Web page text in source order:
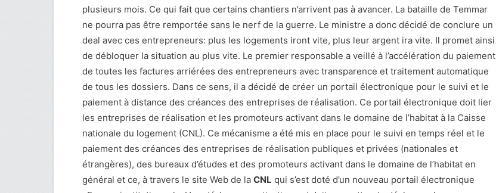
plusieurs mois. Ce qui fait que certains chantiers n’arrivent pas à avancer. La bataille de Temmar
ne pourra pas être remportée sans le nerf de la guerre. Le ministre a donc décidé de conclure un
deal avec ces entrepreneurs: plus les logements iront vite, plus leur argent ira vite. Il promet ainsi
de débloquer la situation au plus vite. Le premier responsable a veillé à l’accélération du paiement
de toutes les factures arriérées des entrepreneurs avec transparence et traitement automatique
de tous les dossiers. Dans ce sens, il a décidé de créer un portail électronique pour le suivi et le
paiement à distance des créances des entreprises de réalisation. Ce portail électronique doit lier
les entreprises de réalisation et les promoteurs activant dans le domaine de l’habitat à la Caisse
nationale du logement (CNL). Ce mécanisme a été mis en place pour le suivi en temps réel et le
paiement des créances des entreprises de réalisation publiques et privées (nationales et
étrangères), des bureaux d’études et des promoteurs activant dans le domaine de l’habitat en
général et ce, à travers le site Web de la CNL qui s’est doté d’un nouveau portail électronique